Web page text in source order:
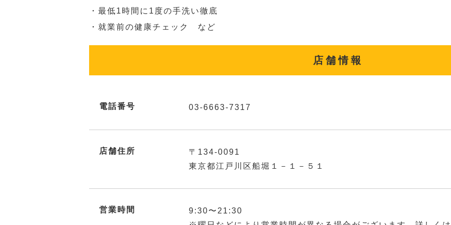
・最低1時間に1度の手洗い徹底
・就業前の健康チェック など
店舗情報
電話番号 03-6663-7317
店舗住所
〒134-0091
東京都江戸川区船堀１－１－５１
営業時間
9:30〜21:30